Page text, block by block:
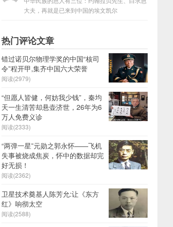
大夫，再就是已来到中国的埃文凯尔
热门评论文章
错过诺贝尔物理学奖的中国“核司
令”程开甲,集齐中国六大荣誉
阅读(2979)
“但愿人皆健，何妨我少钱”，秦均
天一生清苦却悬壶济世，26年为6
万人免费义诊
阅读(2333)
“两弹一星”元勋之郭永怀——飞机
失事被烧成焦炭，怀中的数据却完
好无损！
阅读(2362)
卫星技术奠基人陈芳允:让《东方
红》响彻太空
阅读(2588)